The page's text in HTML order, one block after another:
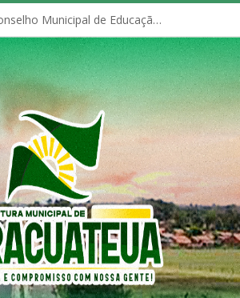
Políticas Municipais aprovadas pelo Conselho Municipal de Educação (CME)